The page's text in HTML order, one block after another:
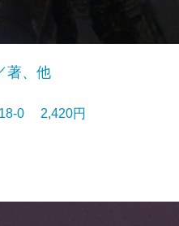
著、他
0 2,420円